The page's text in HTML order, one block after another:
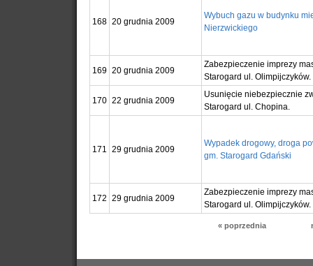
168 20 grudnia 2009
Wybuch gazu w budynku
Nierzwickiego
169 20 grudnia 2009
Zabezpieczenie imprezy
Starogard ul. Olimpijczyków.
170 22 grudnia 2009
Usunięcie niebezpiecznie
Starogard ul. Chopina.
171 29 grudnia 2009
Wypadek drogowy, droga
gm. Starogard Gdański
172 29 grudnia 2009
Zabezpieczenie imprezy
Starogard ul. Olimpijczyków.
« poprzednia